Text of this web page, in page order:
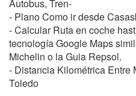
Autobus, Tren-
- Plano Como ir desde
- Calcular Ruta en coche
tecnología Google Maps
Michelin o la Guia Repsol.
- Distancia Kilométrica Entre
Toledo